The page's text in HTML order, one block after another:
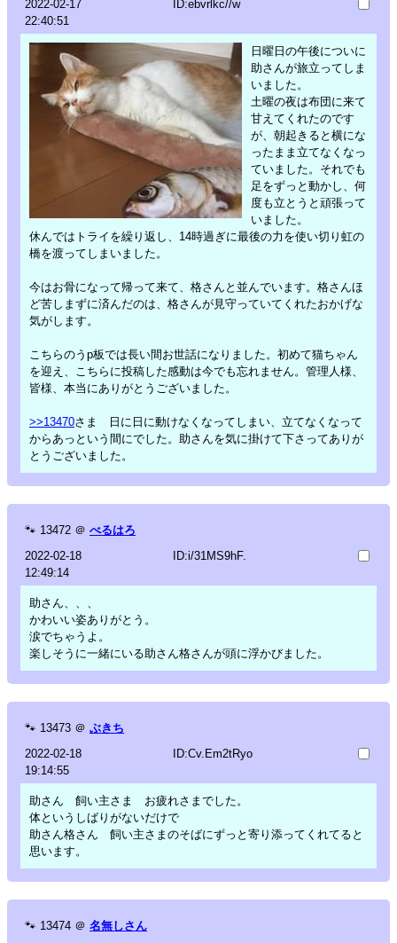
2022-02-17
22:40:51
ID:ebvrlkc//w
日曜日の午後についに
助さんが旅立ってしま
いました。
土曜の夜は布団に来て
甘えてくれたのです
が、朝起きると横にな
ったまま立てなくなっ
ていました。それでも
足をずっと動かし、何
度も立とうと頑張って
いました。
休んではトライを繰り返し、14時過ぎに最後の力を使い切り虹の
橋を渡ってしまいました。
今はお骨になって帰って来て、格さんと並んでいます。格さんほ
ど苦しまずに済んだのは、格さんが見守っていてくれたおかげな
気がします。
こちらのうp板では長い間お世話になりました。初めて猫ちゃん
を迎え、こちらに投稿した感動は今でも忘れません。管理人様、
皆様、本当にありがとうございました。
>>13470さま 日に日に動けなくなってしまい、立てなくなって
からあっという間にでした。助さんを気に掛けて下さってありが
とうございました。
🐾 13472 ＠ べるはろ
2022-02-18
12:49:14
ID:i/31MS9hF.
助さん、、、
かわいい姿ありがとう。
涙でちゃうよ。
楽しそうに一緒にいる助さん格さんが頭に浮かびました。
🐾 13473 ＠ ぶきち
2022-02-18
19:14:55
ID:Cv.Em2tRyo
助さん 飼い主さま お疲れさまでした。
体というしばりがないだけで
助さん格さん 飼い主さまのそばにずっと寄り添ってくれてると
思います。
🐾 13474 ＠ 名無しさん